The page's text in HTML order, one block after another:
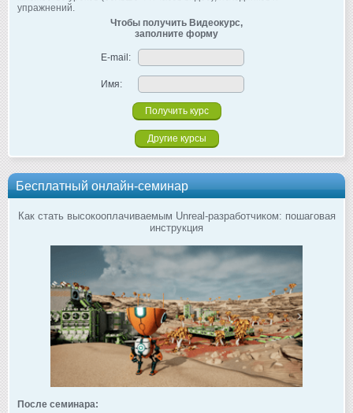
упражнений.
Чтобы получить Видеокурс,
заполните форму
E-mail:
Имя:
Другие курсы
Бесплатный онлайн-семинар
Как стать высокооплачиваемым Unreal-разработчиком: пошаговая
инструкция
После семинара: